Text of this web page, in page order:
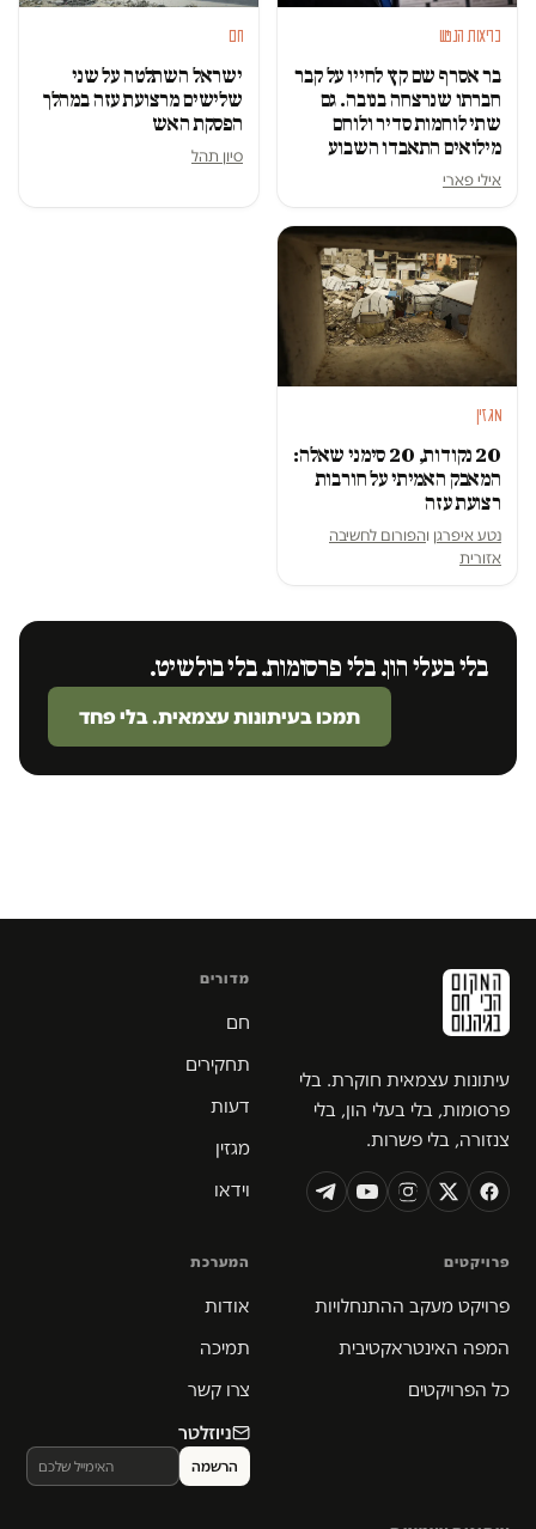
בריאות הנפש
בר אסרף שם קץ לחייו על קבר
חברתו שנרצחה בנובה. גם
שתי לוחמות סדיר ולוחם
מילואים התאבדו השבוע
אילי פארי
חם
ישראל השתלטה על שני
שלישים מרצועת עזה במהלך
הפסקת האש
סיון תהל
מגזין
20 נקודות, 20 סימני שאלה:
המאבק האמיתי על חורבות
רצועת עזה
נטע איפרגן והפורום לחשיבה
אזורית
בלי בעלי הון. בלי פרסומות. בלי בולשיט.
תמכו בעיתונות עצמאית. בלי פחד
עיתונות עצמאית חוקרת. בלי
פרסומות, בלי בעלי הון, בלי
צנזורה, בלי פשרות.
מדורים
חם
תחקירים
דעות
מגזין
וידאו
פרויקטים
פרויקט מעקב ההתנחלויות
המפה האינטראקטיבית
כל הפרויקטים
המערכת
אודות
תמיכה
צרו קשר
ניוזלטר